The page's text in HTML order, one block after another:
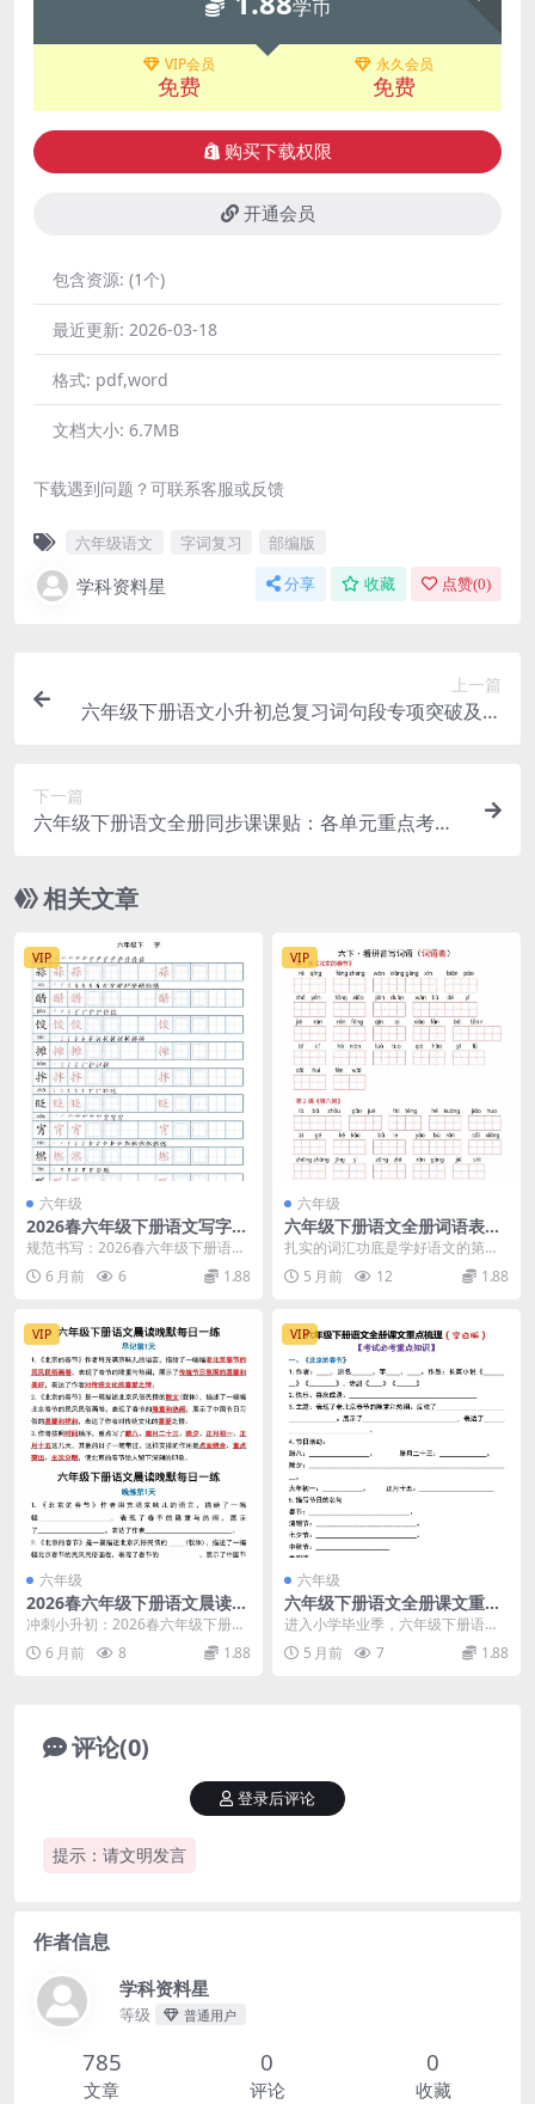
学币
VIP会员
免费
永久会员
免费
购买下载权限
开通会员
包含资源: (1个)
最近更新: 2026-03-18
格式: pdf,word
文档大小: 6.7MB
下载遇到问题？可联系客服或反馈
六年级语文 字词复习 部编版
学科资料星 分享 收藏 点赞(0)
上一篇
六年级下册语文小升初总复习词句段专项突破及考
下一篇
六年级下册语文全册同步课课贴：各单元重点考点
相关文章
VIP
六年级
2026春六年级下册语文写字帖
同步全册120字生字练字专项
电子版资料
规范书写：2026春六年级下册语文
写字帖120字生字深度解析 大家
好，我是学科星...
6 月前 6 1.88
VIP
六年级
六年级下册语文全册词语表看
拼音写词语专项练习电子版资
料
扎实的词汇功底是学好语文的第一
步。为了帮助同学们在期末考试和
毕业升学中稳拿基础分...
5 月前 12 1.88
VIP
六年级
2026春六年级下册语文晨读晚
默每日一练同步专项提分全册
电子版资料
冲刺小升初：2026春六年级下册语
文晨读晚默每日一练核心解析 各位
家长和同学们好...
6 月前 8 1.88
VIP
六年级
六年级下册语文全册课文重点
梳理专项练习题及知识点解析
电子版
进入小学毕业季，六年级下册语文
全册课文重点梳理是复习阶段的重
中之重。为了帮助学生...
5 月前 7 1.88
评论(0)
提示：请文明发言
登录后评论
作者信息
学科资料星
等级 普通用户
785
文章
0
评论
0
收藏